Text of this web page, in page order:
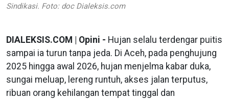
Sindikasi. Foto: doc Dialeksis.com
DIALEKSIS.COM | Opini - Hujan selalu terdengar puitis
sampai ia turun tanpa jeda. Di Aceh, pada penghujung
2025 hingga awal 2026, hujan menjelma kabar duka,
sungai meluap, lereng runtuh, akses jalan terputus,
ribuan orang kehilangan tempat tinggal dan